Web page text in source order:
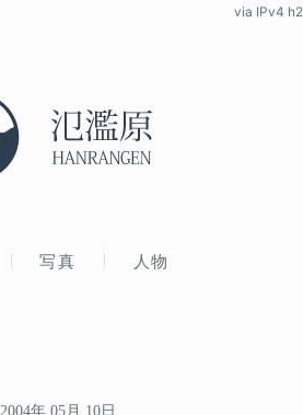
写真 人物
via IPv4 h2
2004年 05月 10日